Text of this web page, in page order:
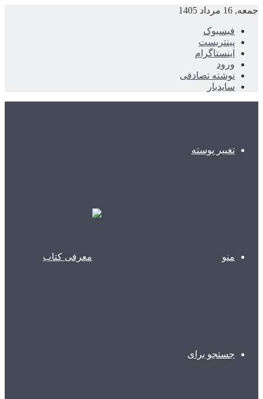
جمعه, 16 مرداد 1405
فیسبوک
پینتریست
اینستاگرام
ورود
نوشته تصادفی
سایدبار
تغییر پوسته
منو
جستجو برای